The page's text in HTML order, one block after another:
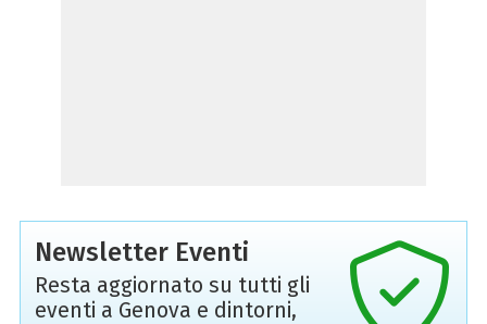
Newsletter Eventi
Resta aggiornato su tutti gli
eventi a Genova e dintorni,